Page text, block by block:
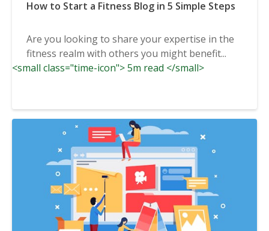
How to Start a Fitness Blog in 5 Simple Steps
Are you looking to share your expertise in the
fitness realm with others you might benefit...
<small class="time-icon"> 5m read </small>